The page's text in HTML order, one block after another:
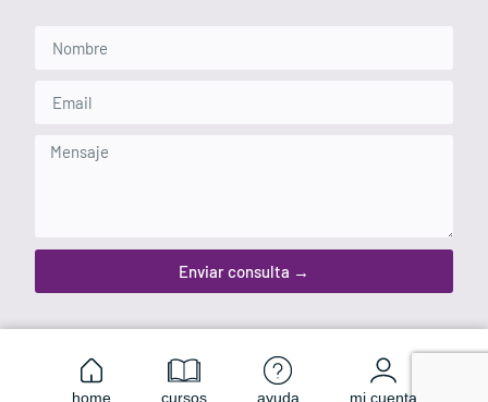
Enviar consulta →
home cursos ayuda mi cuenta